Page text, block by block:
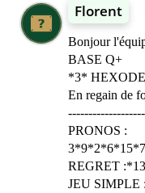
Florent
Bonjour
BASE Q+
*3*
En regain de
PRONOS :
REGRET
JEU SIMPLE :